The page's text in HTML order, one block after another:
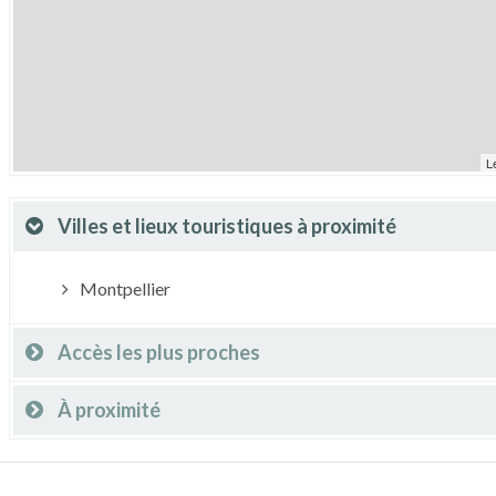
Villes et lieux touristiques à proximité
Montpellier
Accès les plus proches
À proximité